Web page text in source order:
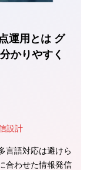
運用とは グ
かりやすく
設計
言語対応は避けら
合わせた情報発信